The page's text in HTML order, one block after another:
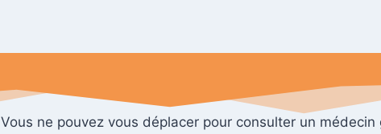
Vous ne pouvez vous déplacer pour consulter un médecin